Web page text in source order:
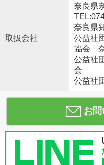
取扱会社
奈良県
奈良県
公益社
協会
公益社
会
公益社
お